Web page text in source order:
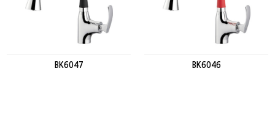
BK6047 BK6046